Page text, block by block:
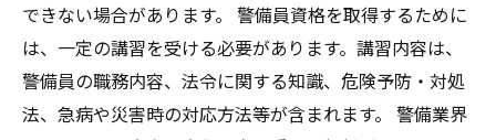
できない場合があります。 警備員資格を取得するために
は、一定の講習を受ける必要があります。講習内容は、
警備員の職務内容、法令に関する知識、危険予防・対処
法、急病や災害時の対応方法等が含まれます。 警備業界